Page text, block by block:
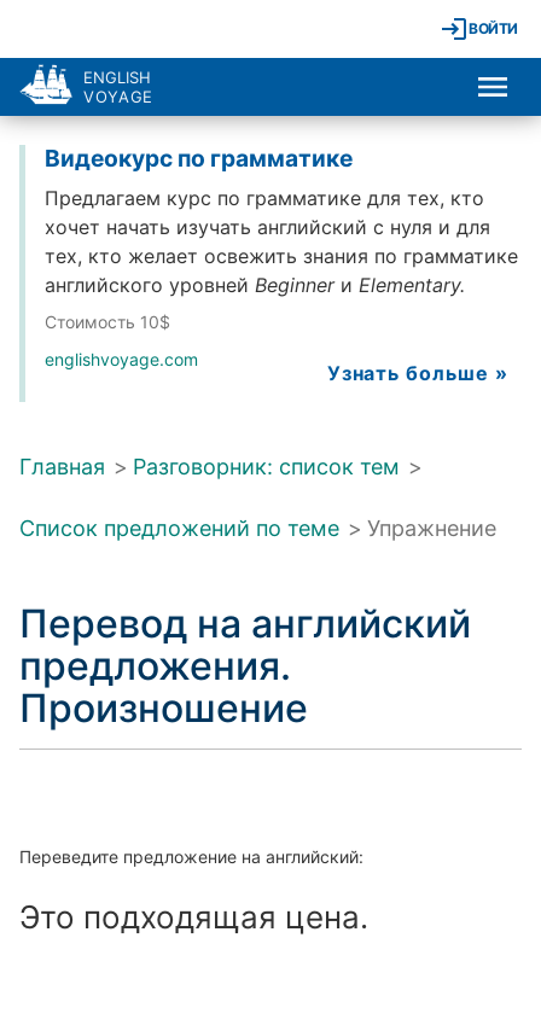
ВОЙТИ
ENGLISH
VOYAGE
Видеокурс по грамматике
Предлагаем курс по грамматике для тех, кто
хочет начать изучать английский с нуля и для
тех, кто желает освежить знания по грамматике
английского уровней Beginnerи Elementary.
Стоимость 10$
englishvoyage.com
Узнать больше »
Главная > Разговорник: список тем >
Список предложений по теме > Упражнение
Перевод на английский
предложения.
Произношение
Переведите предложение на английский:
Это подходящая цена.